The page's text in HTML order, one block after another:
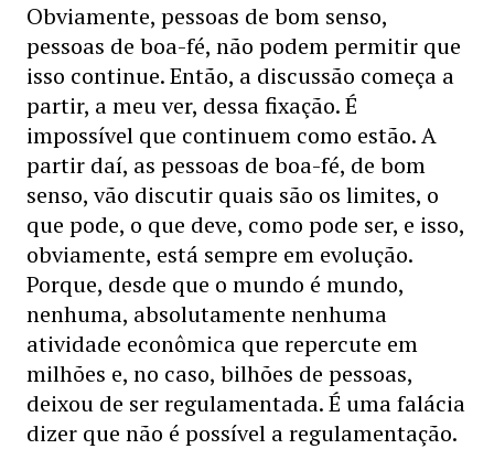
Obviamente, pessoas de bom senso,
pessoas de boa-fé, não podem permitir que
isso continue. Então, a discussão começa a
partir, a meu ver, dessa fixação. É
impossível que continuem como estão. A
partir daí, as pessoas de boa-fé, de bom
senso, vão discutir quais são os limites, o
que pode, o que deve, como pode ser, e isso,
obviamente, está sempre em evolução.
Porque, desde que o mundo é mundo,
nenhuma, absolutamente nenhuma
atividade econômica que repercute em
milhões e, no caso, bilhões de pessoas,
deixou de ser regulamentada. É uma falácia
dizer que não é possível a regulamentação.